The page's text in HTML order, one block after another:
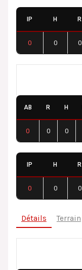
IP H R
0 0 0
AB R H
0 0 0
IP H R
0 0 0
Détails Terrain